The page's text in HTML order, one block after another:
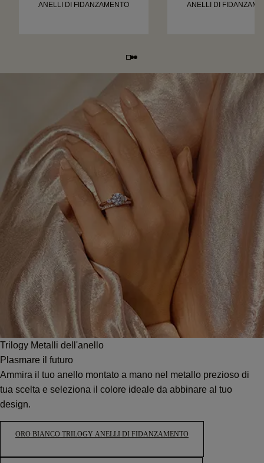
ANELLI DI FIDANZAMENTO ANELLI DI
Trilogy Metalli dell'anello
Plasmare il futuro
Ammira il tuo anello montato a mano nel metallo prezioso di
tua scelta e seleziona il colore ideale da abbinare al tuo
design.
ORO BIANCO TRILOGY ANELLI DI FIDANZAMENTO